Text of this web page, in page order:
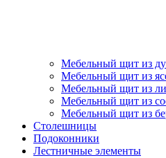
Мебельный щит из
Мебельный щит из
Мебельный щит из
Мебельный щит из
Мебельный щит из
Столешницы
Подоконники
Лестничные элементы